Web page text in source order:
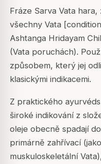
Fráze Sarva Vata hara,
všechny Vata
Ashtanga Hridayam
(Vata poruchách).
způsobem, který jej
klasickými indikacemi.
Z praktického
široké indikování z
oleje obecně spadají
primárně zahřívací
muskuloskeletální